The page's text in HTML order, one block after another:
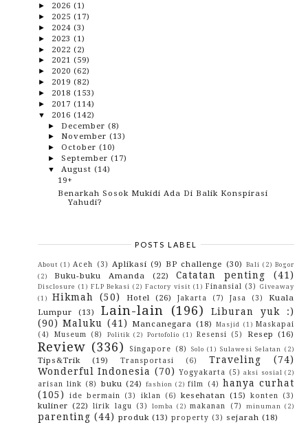
► 2026 (1)
► 2025 (17)
► 2024 (3)
► 2023 (1)
► 2022 (2)
► 2021 (59)
► 2020 (62)
► 2019 (82)
► 2018 (153)
► 2017 (114)
▼ 2016 (142)
► December (8)
► November (13)
► October (10)
► September (17)
▼ August (14)
19+
Benarkah Sosok Mukidi Ada Di Balik Konspirasi
Yahudi?
Jadi Penulis Itu Susah Nggak Sih?
Ketika Anak Balita Bersentuhan Dengan Gadget
Nikmati Sensasi Alam Maluku Di The Natsepa Resort
Nyaman Terbang Bersama Batik Air Ke Seluruh
Nusa...
Shine Fikri, Si Cerdas Yang Selalu Ceria
Rayakan Hari Spesialmu Bersama Taka Deli
Masjid Raya Al-Fatah, Masjid Terbesar dan
Termegah...
Bisnis Online Tanpa Modal, Bisakah?
Tahukan Anda Susu Alergi yang Murah dan Sehat
►July(18)
►June (22)
►May(20)
►April(10)
POSTS LABEL
About (1) Aceh (3) Aplikasi (9) BP challenge (30) Bali (2) Bogor
(2)
Buku-buku Amanda (22) Catatan penting (41)
Disclosure (1) FLP Bekasi (2) Factory visit (1) Finansial (3)
Giveaway
(1)
Hikmah (50) Hotel (26) Jakarta (7) Jasa (3)
Kuala
Lumpur
(13) Lain-lain (196)
Liburan yuk :)
(90) Maluku (41) Mancanegara (18) Masjid (1) Maskapai
(4)
Museum (8) Politik (2) Portofolio (1) Resensi (5) Resep (16)
Review (336) Singapore (8) Solo (1) Sulawesi Selatan (2)
Tips&Trik (19) Transportasi (6) Traveling
(74)
Wonderful Indonesia (70) Yogyakarta (5) aksi sosial (2)
arisan link (8) buku (24) fashion (2) film (4) hanya curhat
(105)
ide bermain (3) iklan (6) kesehatan (15) konten (3)
kuliner (22) lirik lagu (3) lomba (2) makanan (7) minuman (2)
parenting (44) produk (13) property (3) sejarah (18)